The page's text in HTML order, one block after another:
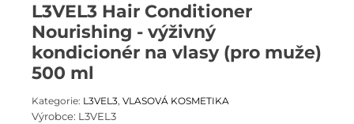
L3VEL3 Hair Conditioner
Nourishing - výživný
kondicionér na vlasy (pro muže)
500 ml
Kategorie: L3VEL3, VLASOVÁ KOSMETIKA
Výrobce: L3VEL3